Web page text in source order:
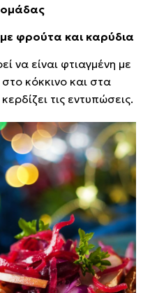
φρούτα και καρύδια
να είναι φτιαγμένη με
κόκκινο και στα
τις εντυπώσεις.